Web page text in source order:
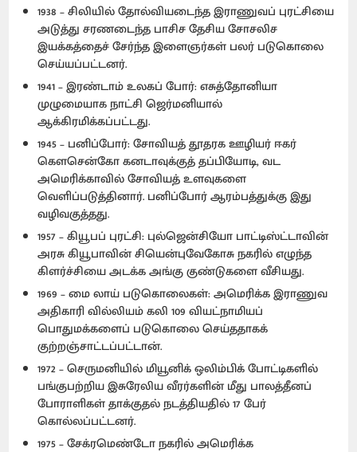
1938 – சிலியில் தோல்வியடைந்த இராணுவப் புரட்சியை
அடுத்து சரணடைந்த பாசிச தேசிய சோசலிச
இயக்கத்தைச் சேர்ந்த இளைஞர்கள் பலர் படுகொலை
செய்யப்பட்டனர்.
1941 – இரண்டாம் உலகப் போர்: எசுத்தோனியா
முழுமையாக நாட்சி ஜெர்மனியால்
ஆக்கிரமிக்கப்பட்டது.
1945 – பனிப்போர்: சோவியத் தூதரக ஊழியர் ஈகர்
கௌசென்கோ கனடாவுக்குத் தப்பியோடி, வட
அமெரிக்காவில் சோவியத் உளவுகளை
வெளிப்படுத்தினார். பனிப்போர் ஆரம்பத்துக்கு இது
வழிவகுத்தது.
1957 – கியூபப் புரட்சி: புல்ஜென்சியோ பாட்டிஸ்ட்டாவின்
அரசு கியூபாவின் சியென்புவேகோசு நகரில் எழுந்த
கிளர்ச்சியை அடக்க அங்கு குண்டுகளை வீசியது.
1969 – மை லாய் படுகொலைகள்: அமெரிக்க இராணுவ
அதிகாரி வில்லியம் கலி 109 வியட்நாமியப்
பொதுமக்களைப் படுகொலை செய்ததாகக்
குற்றஞ்சாட்டப்பட்டான்.
1972 – செருமனியில் மியூனிக் ஒலிம்பிக் போட்டிகளில்
பங்குபற்றிய இசுரேலிய வீரர்களின் மீது பாலத்தீனப்
போராளிகள் தாக்குதல் நடத்தியதில் 17 பேர்
கொல்லப்பட்டனர்.
1975 – சேக்ரமெண்டோ நகரில் அமெரிக்க